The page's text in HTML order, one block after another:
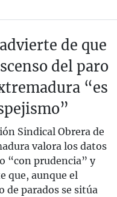
de que
del paro
“es
Sindical Obrera de
valora los datos
“con prudencia” y
que, aunque el
de parados se sitúa